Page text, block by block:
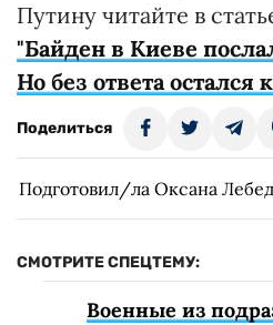
Путину читайте в
"Байден в Киеве
Но без ответа остался
Поделиться
Подготовил/ла Оксана
СМОТРИТЕ СПЕЦТЕМУ:
Военные из